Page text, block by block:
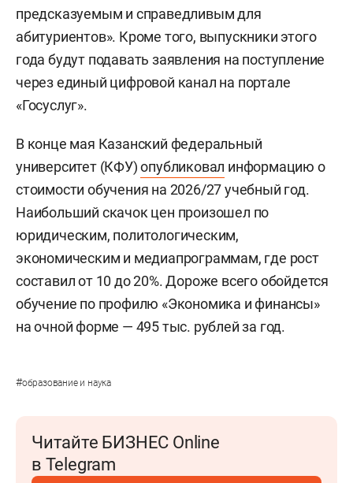
предсказуемым и справедливым для
абитуриентов». Кроме того, выпускники этого
года будут подавать заявления на поступление
через единый цифровой канал на портале
«Госуслуг».
В конце мая Казанский федеральный
университет (КФУ)опубликовал информацию о
стоимости обучения на 2026/27 учебный год.
Наибольший скачок цен произошел по
юридическим, политологическим,
экономическим и медиапрограммам, где рост
составил от 10 до 20%. Дороже всего обойдется
обучение по профилю «Экономика и финансы»
на очной форме — 495 тыс. рублей за год.
#образование и наука
Читайте БИЗНЕС Online
в Telegram